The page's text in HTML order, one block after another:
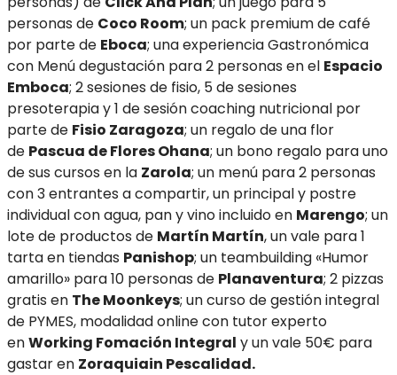
personas de Coco Room; un pack premium de café
por parte de Eboca; una experiencia Gastronómica
con Menú degustación para 2 personas en el Espacio
Emboca; 2 sesiones de fisio, 5 de sesiones
presoterapia y 1 de sesión coaching nutricional por
parte de Fisio Zaragoza; un regalo de una flor
de Pascua de Flores Ohana; un bono regalo para uno
de sus cursos en la Zarola; un menú para 2 personas
con 3 entrantes a compartir, un principal y postre
individual con agua, pan y vino incluido en Marengo; un
lote de productos de Martín Martín, un vale para 1
tarta en tiendas Panishop; un teambuilding «Humor
amarillo» para 10 personas de Planaventura; 2 pizzas
gratis en The Moonkeys; un curso de gestión integral
de PYMES, modalidad online con tutor experto
enWorking Fomación Integral y un vale 50€ para
gastar en Zoraquiain Pescalidad.